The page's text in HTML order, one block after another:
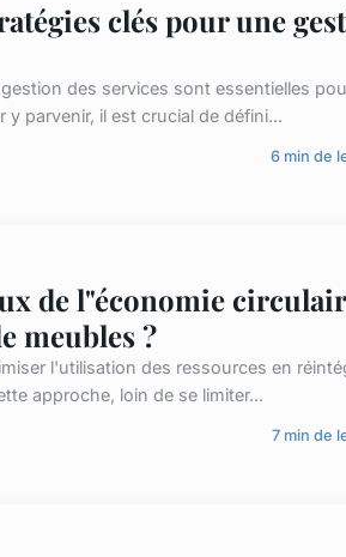
clés pour une
des services sont essentielles
parvenir, il est crucial de défini...
6 min de
de l"économie
meubles ?
l'utilisation des ressources en
approche, loin de se limiter...
7 min de